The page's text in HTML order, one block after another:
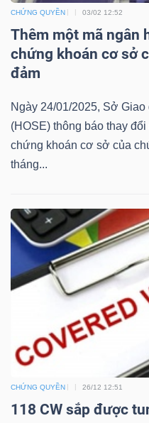
CHỨNG QUYỀN 03/02 12:52
Thêm một mã ngân
chứng khoán cơ sở
đảm
Ngày 24/01/2025, Sở
(HOSE) thông báo thay
chứng khoán cơ sở của
tháng...
CHỨNG QUYỀN 26/12 12:51
118 CW sắp được
(-)
Dịch
(-)
Đào
Sách
tài
Công